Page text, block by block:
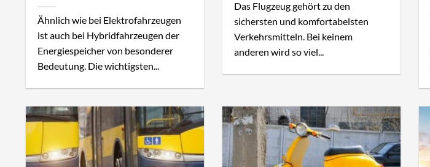
Ähnlich wie bei Elektrofahrzeugen
ist auch bei Hybridfahrzeugen der
Energiespeicher von besonderer
Bedeutung. Die wichtigsten...
Das Flugzeug gehört zu den
sichersten und komfortabelsten
Verkehrsmitteln. Bei keinem
anderen wird so viel...